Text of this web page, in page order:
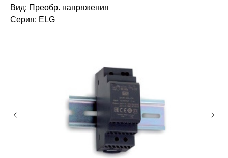
Вид: Преобр. напряжения
Серия: ELG